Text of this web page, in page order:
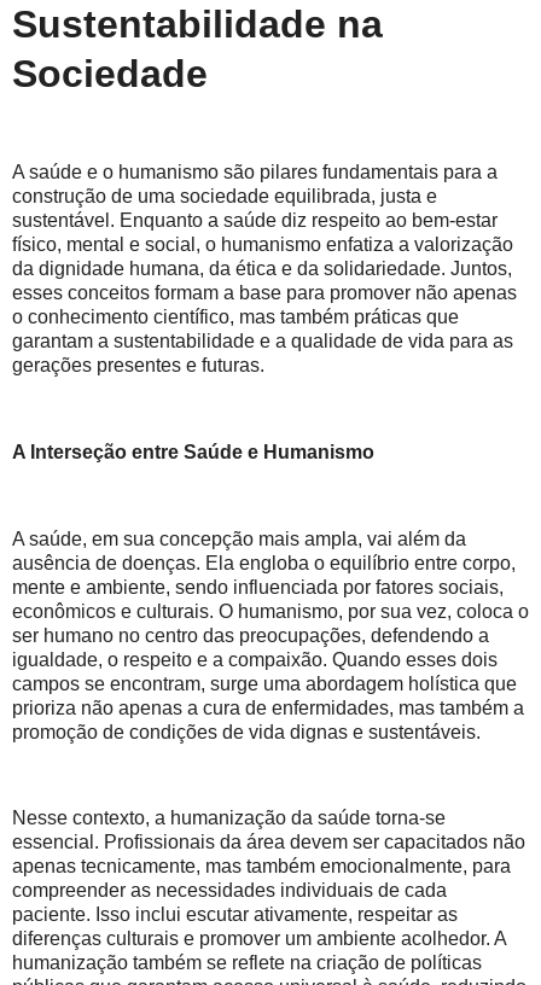
Sustentabilidade na
Sociedade
A saúde e o humanismo são pilares fundamentais para a
construção de uma sociedade equilibrada, justa e
sustentável. Enquanto a saúde diz respeito ao bem-estar
físico, mental e social, o humanismo enfatiza a valorização
da dignidade humana, da ética e da solidariedade. Juntos,
esses conceitos formam a base para promover não apenas
o conhecimento científico, mas também práticas que
garantam a sustentabilidade e a qualidade de vida para as
gerações presentes e futuras.
A Interseção entre Saúde e Humanismo
A saúde, em sua concepção mais ampla, vai além da
ausência de doenças. Ela engloba o equilíbrio entre corpo,
mente e ambiente, sendo influenciada por fatores sociais,
econômicos e culturais. O humanismo, por sua vez, coloca o
ser humano no centro das preocupações, defendendo a
igualdade, o respeito e a compaixão. Quando esses dois
campos se encontram, surge uma abordagem holística que
prioriza não apenas a cura de enfermidades, mas também a
promoção de condições de vida dignas e sustentáveis.
Nesse contexto, a humanização da saúde torna-se
essencial. Profissionais da área devem ser capacitados não
apenas tecnicamente, mas também emocionalmente, para
compreender as necessidades individuais de cada
paciente. Isso inclui escutar ativamente, respeitar as
diferenças culturais e promover um ambiente acolhedor. A
humanização também se reflete na criação de políticas